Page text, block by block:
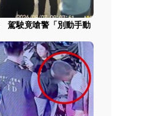
駕駛竟嗆警「別動手動